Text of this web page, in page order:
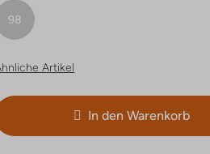
98
Artikel
In den Warenkorb